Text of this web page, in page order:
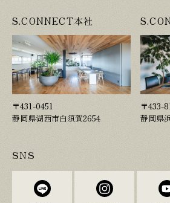
S.CONNECT本社
〒431-0451
静岡県湖西市白須賀2654
〒433-
静岡県
SNS